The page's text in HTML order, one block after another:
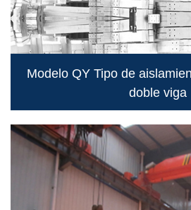
Modelo QY Tipo de
doble viga